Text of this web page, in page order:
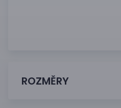
ROZMĚRY